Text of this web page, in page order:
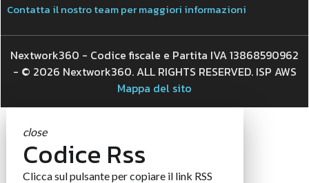
Contatta il nostro team per maggiori informazioni
Nextwork360 - Codice fiscale e Partita IVA 13868590962
- © 2026 Nextwork360. ALL RIGHTS RESERVED. ISP AWS
Mappa del sito
close
Codice Rss
Clicca sul pulsante per copiare il link RSS